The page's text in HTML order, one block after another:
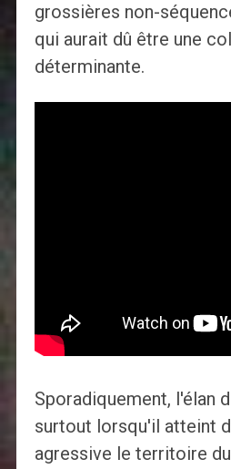
grossières non-
qui aurait dû être une
déterminante.
Sporadiquement, l'élan
surtout lorsqu'il atteint
agressive le territoire